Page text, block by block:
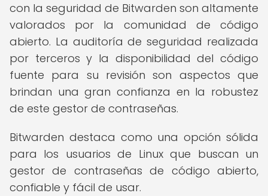
con la seguridad de Bitwarden son altamente
valorados por la comunidad de código
abierto. La auditoría de seguridad realizada
por terceros y la disponibilidad del código
fuente para su revisión son aspectos que
brindan una gran confianza en la robustez
de este gestor de contraseñas.
Bitwarden destaca como una opción sólida
para los usuarios de Linux que buscan un
gestor de contraseñas de código abierto,
confiable y fácil de usar.